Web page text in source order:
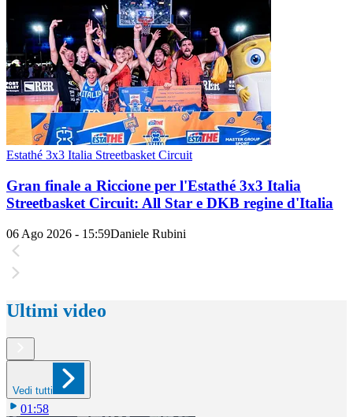
Estathé 3x3 Italia Streetbasket Circuit
Gran finale a Riccione per l'Estathé 3x3 Italia
Streetbasket Circuit: All Star e DKB regine d'Italia
06 Ago 2026 - 15:59Daniele Rubini
Ultimi video
Vedi tutti
01:58